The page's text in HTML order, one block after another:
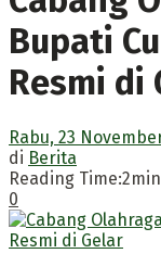
Bupati
Resmi di
Rabu, 23
di Berita
Reading
0